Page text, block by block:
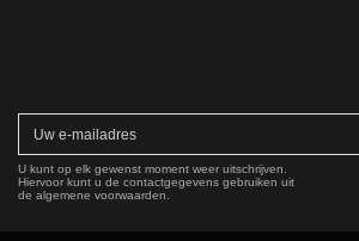
U kunt op elk gewenst moment weer uitschrijven.
Hiervoor kunt u de contactgegevens gebruiken uit
de algemene voorwaarden.